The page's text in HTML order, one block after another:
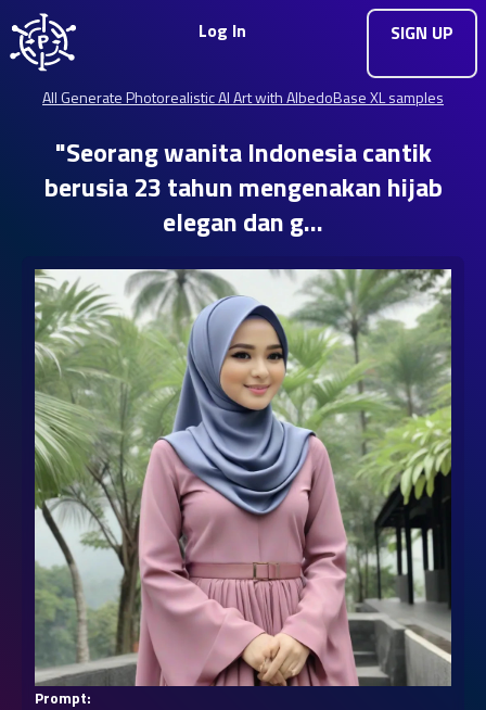
Log In SIGN UP
All Generate Photorealistic AI Art with AlbedoBase XL samples
"Seorang wanita Indonesia cantik
berusia 23 tahun mengenakan hijab
elegan dan g…
Prompt: